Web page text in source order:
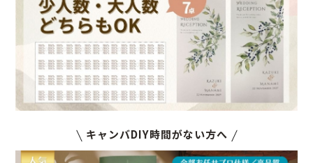
キャンバDIY時間がない方へ